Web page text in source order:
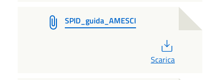
SPID_guida_AMESCI
Scarica